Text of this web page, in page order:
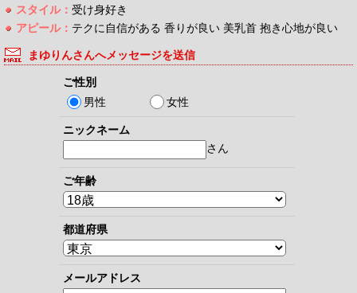
スタイル： 受け身好き
アピール： テクに自信がある 香りが良い 美乳首 抱き心地が良い
まゆりんさんへメッセージを送信